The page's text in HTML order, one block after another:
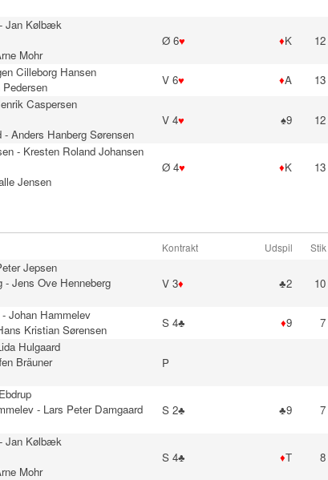
Jan Kølbæk
Mohr
Ø 6♥ ♦K 12
Cilleborg Hansen
Pedersen V 6♥ ♦A 13
Caspersen
- Anders Hanberg Sørensen
V 4♥ ♠9 12
- Kresten Roland Johansen
Jensen
Ø 4♥ ♦K 13
Kontrakt Udspil Stik
Jepsen
- Jens Ove Henneberg V 3♦ ♣2 10
Johan Hammelev
Kristian Sørensen S 4♣ ♦9 7
Hulgaard
Bräuner P
- Lars Peter Damgaard S 2♣ ♣9 7
Jan Kølbæk
Mohr
S 4♣ ♦T 8